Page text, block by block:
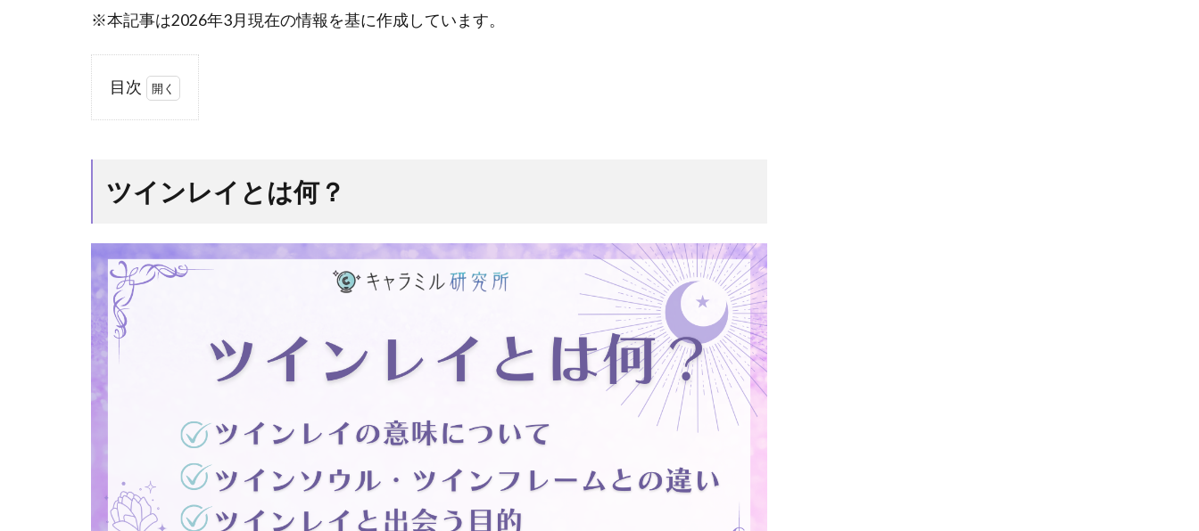
※本記事は2026年3月現在の情報を基に作成しています。
目次
は
ツイ
ンレ
イと
出会
ンレ
イの
ツインレイとは何？